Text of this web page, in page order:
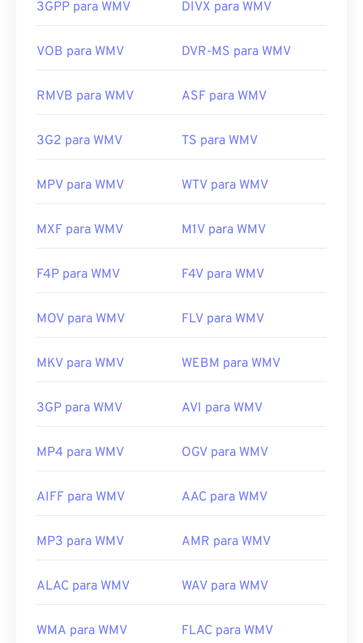
esses recursos. Um exemplo é o AutoGK
Lançamento inicial:
2001
Links úteis:
https://www.xvid.com/
de arquivo de vídeo. No entanto, lembre-se de que
qualidade da imagem. Se precisar de uma
Lançamento inicial:
1999
https://en.wikipedia.org/wiki/Windows_Media_Video
https://en.wikipedia.org/wiki/
3GPP para WMV DIVX para WMV
VOB para WMV DVR-MS para WMV
RMVB para WMV ASF para WMV
3G2 para WMV TS para WMV
MPV para WMV WTV para WMV
MXF para WMV M1V para WMV
F4P para WMV F4V para WMV
MOV para WMV FLV para WMV
MKV para WMV WEBM para WMV
3GP para WMV AVI para WMV
MP4 para WMV OGV para WMV
AIFF para WMV AAC para WMV
MP3 para WMV AMR para WMV
ALAC para WMV WAV para WMV
WMA para WMV FLAC para WMV